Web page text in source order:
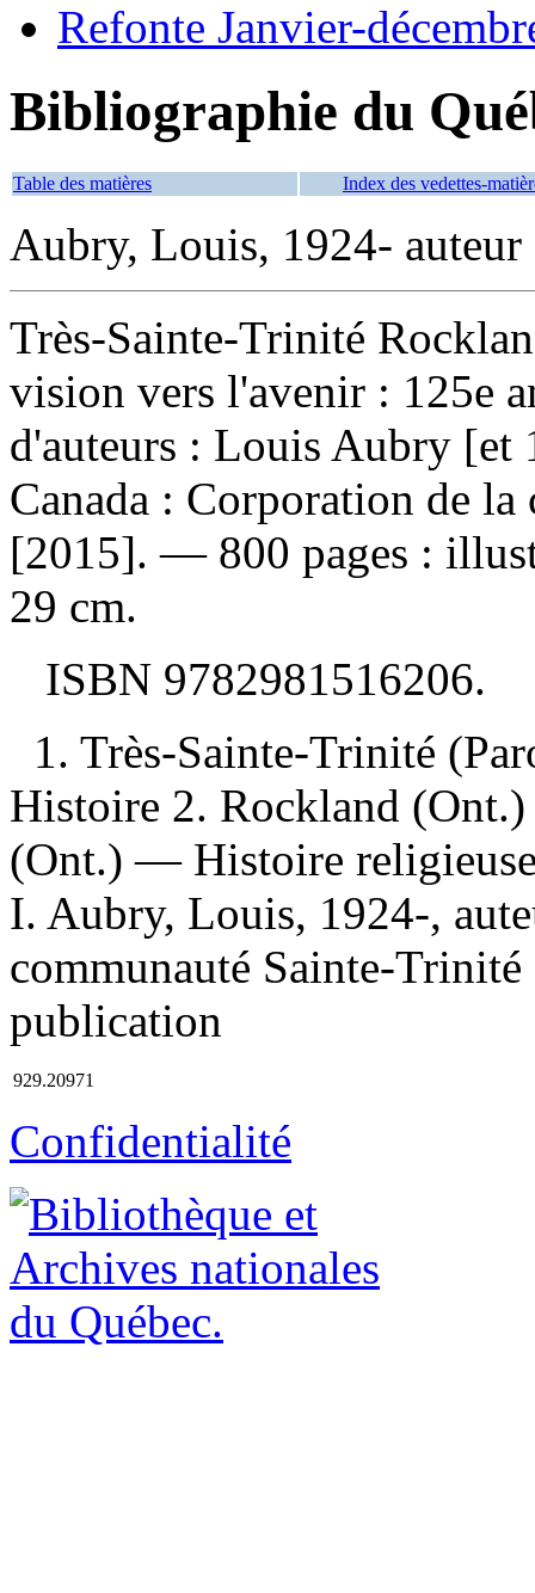
Refonte Janvier-
Bibliographie du
Table des matières Index des vedettes-
Aubry, Louis, 1924- auteur
Très-Sainte-Trinité
vision vers l'avenir : 125e
d'auteurs : Louis Aubry
Canada : Corporation de
[2015]. — 800 pages :
29 cm.
ISBN 9782981516206.
1. Très-Sainte-Trinité
Histoire 2. Rockland
(Ont.) — Histoire
I. Aubry, Louis, 1924-,
communauté Sainte-
publication
929.20971
Confidentialité